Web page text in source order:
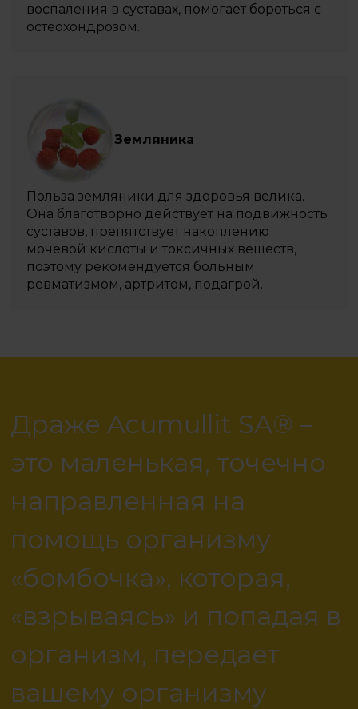
воспаления в суставах, помогает бороться с
остеохондрозом.
Земляника
Польза земляники для здоровья велика.
Она благотворно действует на подвижность
суставов, препятствует накоплению
мочевой кислоты и токсичных веществ,
поэтому рекомендуется больным
ревматизмом, артритом, подагрой.
Драже Acumullit SA® –
это маленькая, точечно
направленная на
помощь организму
«бомбочка», которая,
«взрываясь» и попадая в
организм, передает
вашему организму